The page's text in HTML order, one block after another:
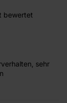
bewertet
sehr